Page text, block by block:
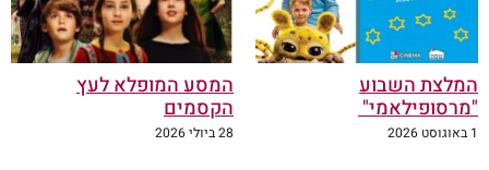
המלצת השבוע
"מרסופילאמי"
1 באוגוסט 2026
המסע המופלא לעץ
הקסמים
28 ביולי 2026